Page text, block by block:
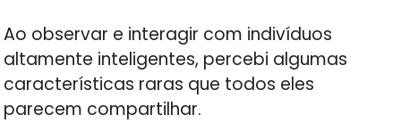
Ao observar e interagir com indivíduos
altamente inteligentes, percebi algumas
características raras que todos eles
parecem compartilhar.